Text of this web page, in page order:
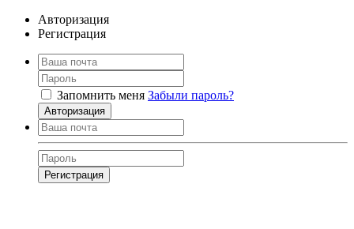
Авторизация
Регистрация
Запомнить меня Забыли пароль?
Авторизация
Регистрация